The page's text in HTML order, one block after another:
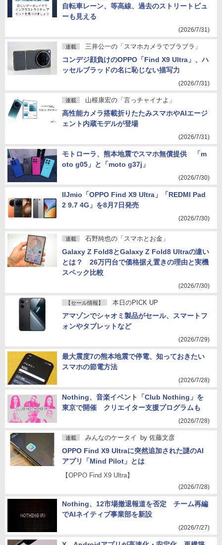
自転車レーン、等高線、過去のストリートビュ
ーも見える
(2026/7/31)
連載 三井公一の「スマホカメラでブラブラ」
コンデジ顔負けのOPPO「Find X9 Ultra」、ハ
ッセルブラッドの名に恥じない描写力
(2026/7/31)
連載 山根康宏の「言っチャイナよ」
高性能カメラ搭載折りたたみスマホやAIエージ
ェント内蔵モデルが登場
(2026/7/31)
モトローラ、熊本地震でスマホ無償提供 「m
oto g05」と「moto g37j」
(2026/7/30)
IIJmio「OPPO Find X9 Ultra」「REDMI Pad
2 9.7 4G」を8月7日発売
(2026/7/30)
連載 石野純也の「スマホとお金」
Galaxy Z Fold8とGalaxy Z Fold8 Ultraの違い
とは？ 26万円台で価格据え置きの理由と実機
スペック比較
(2026/7/30)
【セール情報】 本日のPICK UP
アマゾンでシャオミ製品がセール、スマートフ
ォンやタブレットなど
(2026/7/29)
最大震度7の熊本地震で停電、知っておきたい
スマホの節電方法
(2026/7/28)
Nothing、音楽イベント「Club Nothing」を
東京で開催 クリエイター支援プログラムも
(2026/7/28)
連載 みんなのケータイ by 佐藤文彦
OPPO Find X9 Ultraに突然追加された謎のAI
アプリ「Mind Pilot」とは
【OPPO Find X9 Ultra】
(2026/7/28)
Nothing、12市場撤退報道を否定 チーム再編
でAIネイティブ事業部を新設
(2026/7/27)